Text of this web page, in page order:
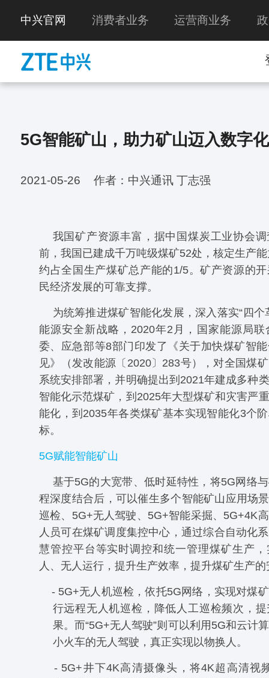
中兴官网 消费者业务 运营商业务
5G智能矿山，助力矿山迈入数字
2021-05-26 作者：中兴通讯 丁志强
我国矿产资源丰富，据中国煤炭工业协会
前，我国已建成千万吨级煤矿52处，核定生产
约占全国生产煤矿总产能的1/5。矿产资源的
民经济发展的可靠支撑。
为统筹推进煤矿智能化发展，深入落实“四个
能源安全新战略，2020年2月，国家能源局
委、应急部等8部门印发了《关于加快煤矿智
见》（发改能源〔2020〕283号），对全国煤
系统安排部署，并明确提出到2021年建成多种
智能化示范煤矿，到2025年大型煤矿和灾害严
能化，到2035年各类煤矿基本实现智能化3个
标。
5G赋能智能矿山
基于5G的大宽带、低时延特性，将5G网络
程深度结合后，可以催生多个智能矿山应用场
巡检、5G+无人驾驶、5G+智能采掘、5G+4K
人员可在煤矿调度集控中心，通过综合自动化
慧管控平台等实时调控和统一管理煤矿生产
人、无人运行，提升生产效率，提升煤矿生产
- 5G+无人机巡检，依托5G网络，实现对煤
行远程无人机巡检，降低人工巡检频次，
果。而“5G+无人驾驶”则可以利用5G和云计
小火车的无人驾驶，真正实现以物换人。
- 5G+井下4K高清摄像头，将4K超高清视